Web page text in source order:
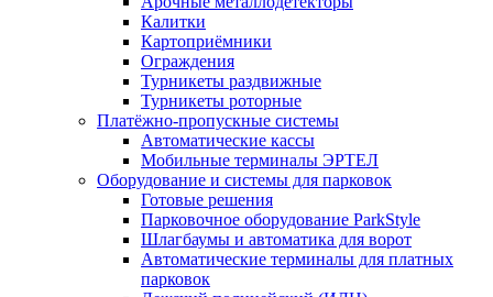
Калитки
Картоприёмники
Ограждения
Турникеты раздвижные
Турникеты роторные
Платёжно-пропускные системы
Автоматические кассы
Мобильные терминалы ЭРТЕЛ
Оборудование и системы для парковок
Готовые решения
Парковочное оборудование ParkStyle
Шлагбаумы и автоматика для ворот
Автоматические терминалы для платных
парковок